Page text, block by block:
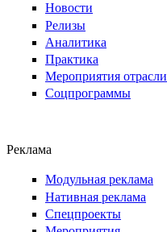
Новости
Релизы
Аналитика
Практика
Мероприятия отрасли
Соцпрограммы
Реклама
Модульная реклама
Нативная реклама
Спецпроекты